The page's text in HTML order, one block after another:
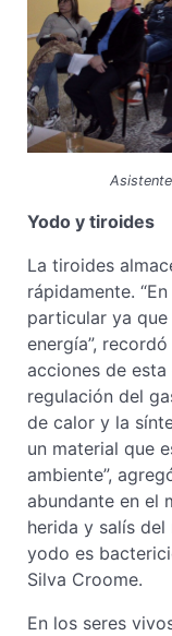
Yodo y tiroides
La tiroides
rápidamente.
particular ya
energía”,
acciones de
regulación del
de calor y la
un material que
ambiente”,
abundante en el
herida y salís
yodo es
Silva Croome.
En los seres